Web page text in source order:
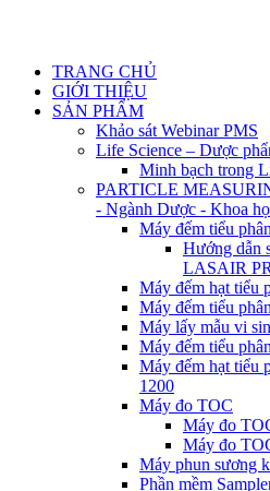
TRANG CHỦ
GIỚI THIỆU
SẢN PHẨM
Khảo sát Webinar PMS
Life Science – Dược
Minh bạch trong
PARTICLE
- Ngành Dược - Khoa
Máy đếm tiểu
Hướng dẫn
LASAIR
Máy đếm hạt tiểu
Máy đếm tiểu
Máy lấy mẫu vi
Máy đếm tiểu
Máy đếm hạt tiểu
1200
Máy đo TOC
Máy đo
Máy đo
Máy phun sương
Phần mềm